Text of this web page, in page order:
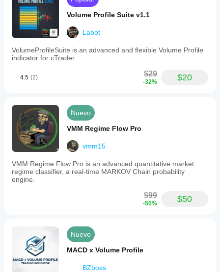
Volume Profile Suite v1.1
Labot
VolumeProfileSuite is an advanced and flexible Volume Profile
indicator for cTrader.
4.5 (2) $29
-32% $20
Nuevo
VMM Regime Flow Pro
vmm15
VMM Regime Flow Pro is an advanced quantitative market
regime classifier, a real-time MARKOV Chain probability
engine.
$99
-50% $50
Nuevo
MACD x Volume Profile
BZboss